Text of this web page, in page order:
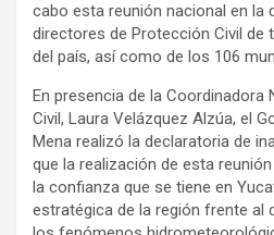
cabo esta reunión nacional en la
directores de Protección Civil de
del país, así como de los 106
En presencia de la Coordinadora
Civil, Laura Velázquez Alzúa, el
Mena realizó la declaratoria de
que la realización de esta
la confianza que se tiene en
estratégica de la región frente al